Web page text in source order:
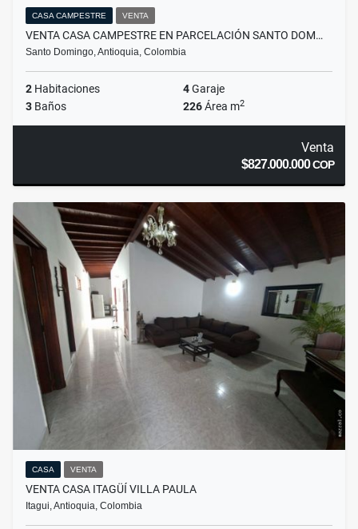
CASA CAMPESTRE VENTA
VENTA CASA CAMPESTRE EN PARCELACIÓN SANTO DOM…
Santo Domingo, Antioquia, Colombia
2 Habitaciones 4Garaje
3 Baños 226Área m2
Venta
$827.000.000COP
CASA VENTA
VENTA CASA ITAGÜÍ VILLA PAULA
Itagui, Antioquia, Colombia